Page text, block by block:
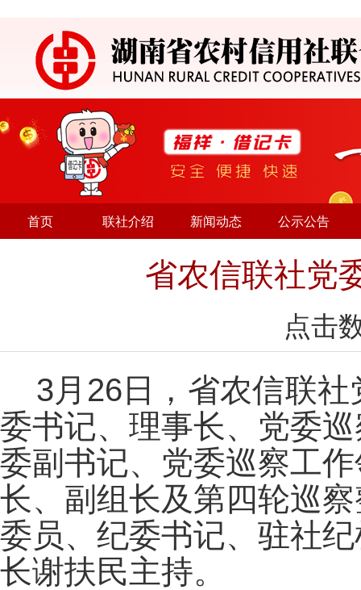
首页 联社介绍 新闻动态 公示公告
省农信联社党
点击
3月26日，省农信联
委书记、理事长、党委
委副书记、党委巡察工
长、副组长及第四轮巡
委员、纪委书记、驻社
长谢扶民主持。